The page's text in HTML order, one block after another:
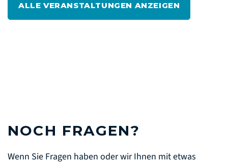
ALLE VERANSTALTUNGEN ANZEIGEN
NOCH FRAGEN?
Wenn Sie Fragen haben oder wir Ihnen mit etwas